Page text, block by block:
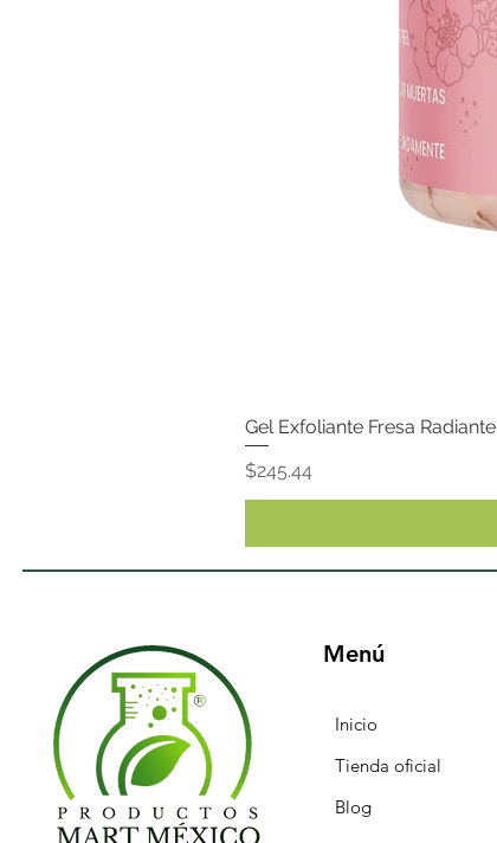
Gel Exfoliante Fresa Radiante
Precio
$245.44
Menú
Inicio
Tienda oficial
Blog